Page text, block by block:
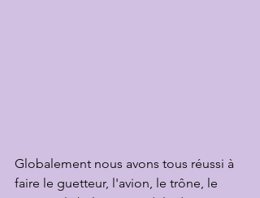
Globalement nous avons tous réussi à
faire le guetteur, l'avion, le trône, le